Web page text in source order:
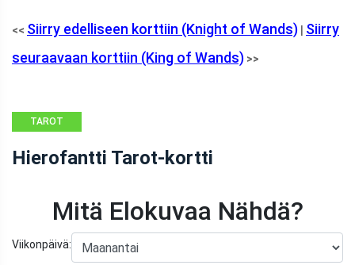
<< Siirry edelliseen korttiin (Knight of Wands) Siirry
seuraavaan korttiin (King of Wands) >>
TAROT
Hierofantti Tarot-kortti
Mitä Elokuvaa Nähdä?
Viikonpäivä: